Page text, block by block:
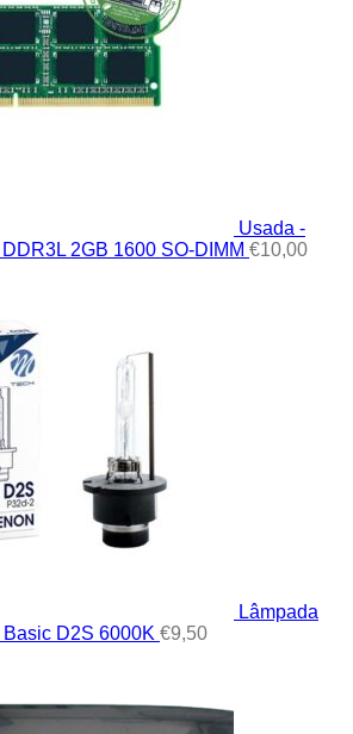
Usada -
2GB 1600 SO-DIMM €10,00
Lâmpada
D2S 6000K €9,50